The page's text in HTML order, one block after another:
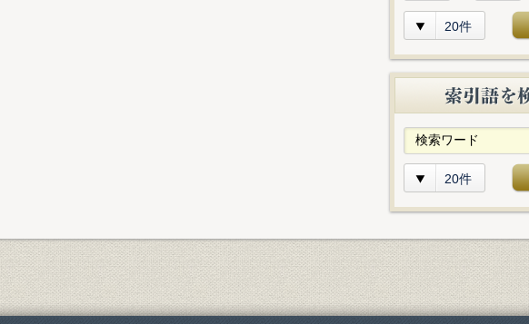
20件
20件